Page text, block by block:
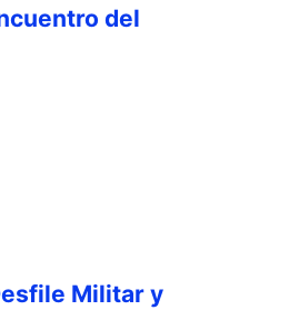
del
Militar y